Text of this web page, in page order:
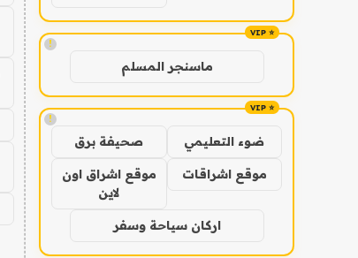
!
ماسنجر المسلم
!
ضوء التعليمي صحيفة برق
موقع اشراقات
موقع اشراق اون
لاين
اركان سياحة وسفر